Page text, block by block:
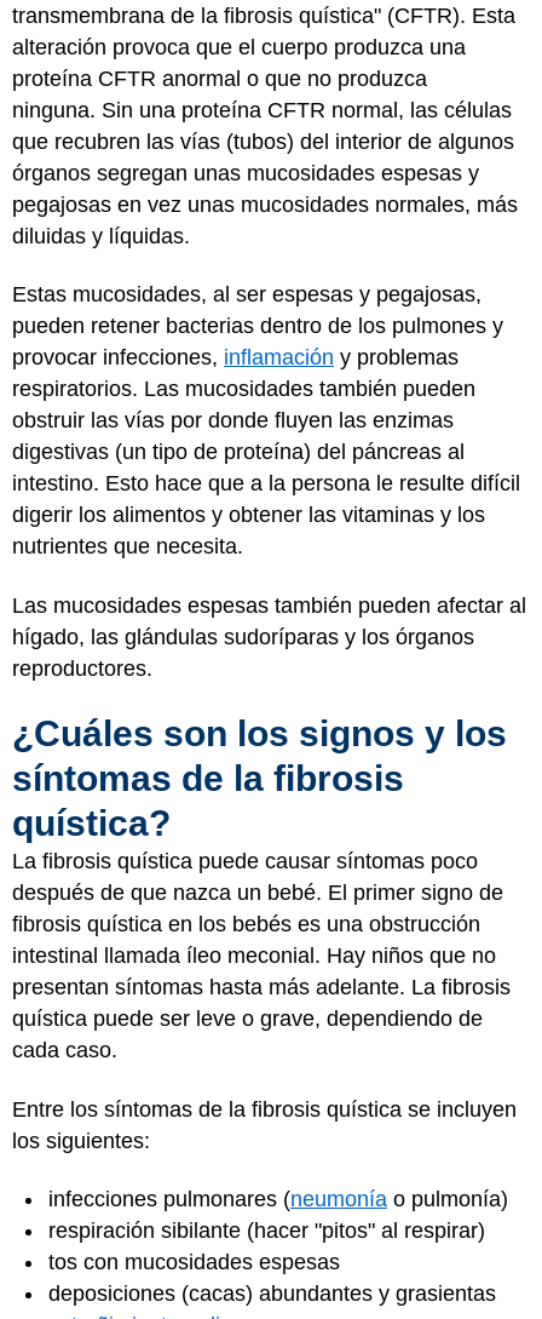
transmembrana de la fibrosis quística" (CFTR). Esta
alteración provoca que el cuerpo produzca una
proteína CFTR anormal o que no produzca
ninguna. Sin una proteína CFTR normal, las células
que recubren las vías (tubos) del interior de algunos
órganos segregan unas mucosidades espesas y
pegajosas en vez unas mucosidades normales, más
diluidas y líquidas.
Estas mucosidades, al ser espesas y pegajosas,
pueden retener bacterias dentro de los pulmones y
provocar infecciones, inflamación y problemas
respiratorios. Las mucosidades también pueden
obstruir las vías por donde fluyen las enzimas
digestivas (un tipo de proteína) del páncreas al
intestino. Esto hace que a la persona le resulte difícil
digerir los alimentos y obtener las vitaminas y los
nutrientes que necesita.
Las mucosidades espesas también pueden afectar al
hígado, las glándulas sudoríparas y los órganos
reproductores.
¿Cuáles son los signos y los
síntomas de la fibrosis
quística?
La fibrosis quística puede causar síntomas poco
después de que nazca un bebé. El primer signo de
fibrosis quística en los bebés es una obstrucción
intestinal llamada íleo meconial. Hay niños que no
presentan síntomas hasta más adelante. La fibrosis
quística puede ser leve o grave, dependiendo de
cada caso.
Entre los síntomas de la fibrosis quística se incluyen
los siguientes:
infecciones pulmonares (neumonía o pulmonía)
respiración sibilante (hacer "pitos" al respirar)
tos con mucosidades espesas
deposiciones (cacas) abundantes y grasientas